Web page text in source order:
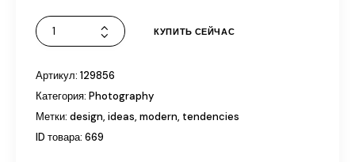
КУПИТЬ СЕЙЧАС
Артикул: 129856
Категория: Photography
Метки: design, ideas, modern, tendencies
ID товара: 669